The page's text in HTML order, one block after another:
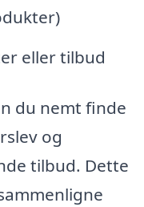
eller tilbud
du nemt finde
og
tilbud. Dette